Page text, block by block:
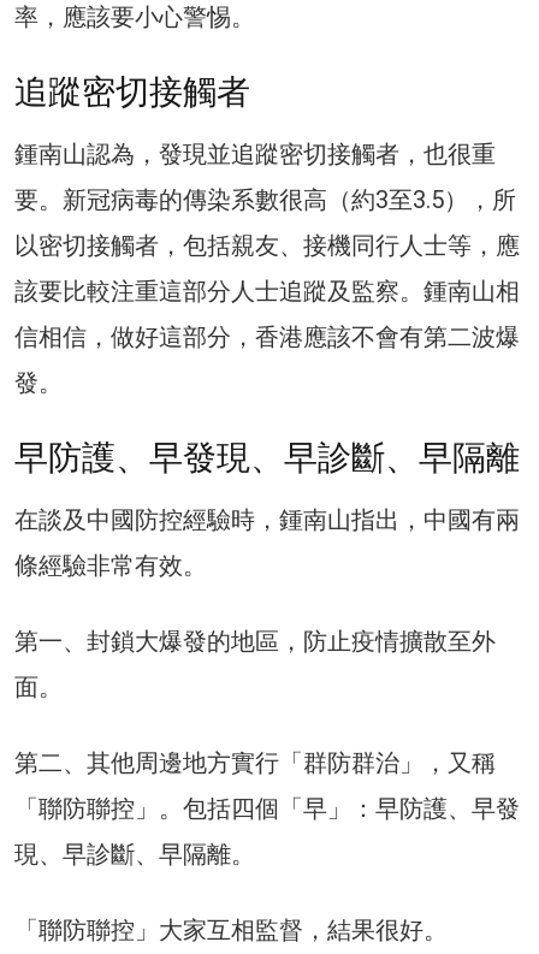
率，應該要小心警惕。
追蹤密切接觸者
鍾南山認為，發現並追蹤密切接觸者，也很重
要。新冠病毒的傳染系數很高（約3至3.5），所
以密切接觸者，包括親友、接機同行人士等，應
該要比較注重這部分人士追蹤及監察。鍾南山相
信相信，做好這部分，香港應該不會有第二波爆
發。
早防護、早發現、早診斷、早隔離
在談及中國防控經驗時，鍾南山指出，中國有兩
條經驗非常有效。
第一、封鎖大爆發的地區，防止疫情擴散至外
面。
第二、其他周邊地方實行「群防群治」，又稱
「聯防聯控」。包括四個「早」：早防護、早發
現、早診斷、早隔離。
「聯防聯控」大家互相監督，結果很好。